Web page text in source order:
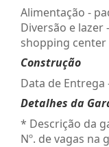
Alimentação -
Diversão e lazer
shopping center
Construção
Data de Entrega
Detalhes da
* Descrição da
Nº. de vagas na